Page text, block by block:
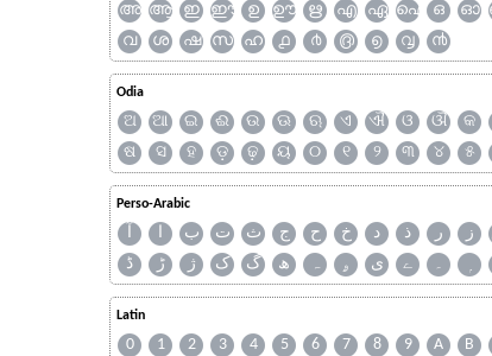
അ ആ ഇ ഈ ഉ ഊ ഋ എ ഏ ഐ ഒ ഓ
വ
ശ ഷ സ ഹ ൧ ൪ ൫ ൭ ൮ ൯
Odia
ଅ ଆ ଇ ଈ ଉ ଊ ଋ ଏ ଐ ଓ ଔ କ
ଷ
ସ ହ ଡ଼ ଢ଼ ୟ ୦ ୧ ୨ ୩ ୪ ୫
Perso-Arabic
آ ا ب ت ث ج ح خ د ذ ر ز
ڈ
ڑ ژ ک گ ھ ہ ۄ ی ے ۔
Latin
0 1 2 3 4 5 6 7 8 9 A B